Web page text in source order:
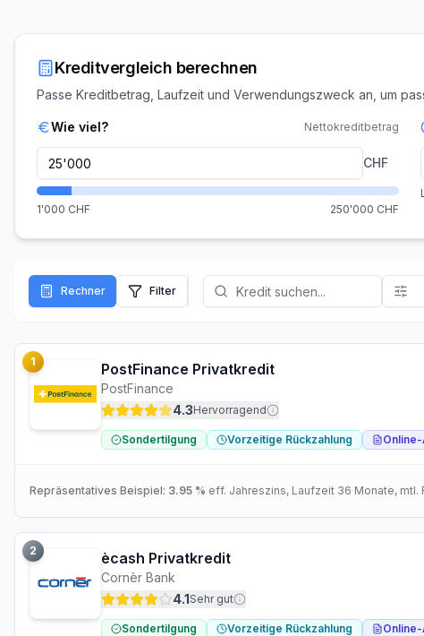
Kreditvergleich berechnen
Passe Kreditbetrag, Laufzeit und Verwendungszweck an, um
Wie viel? Nettokreditbetrag
CHF
1'000 CHF 250'000 CHF
Rechner Filter
PostFinance Privatkredit
PostFinance
4.3Hervorragend
Sondertilgung Vorzeitige Rückzahlung
1
Repräsentatives Beispiel: 3.95 % eff. Jahreszins, Laufzeit 36 Monate, mtl.
ècash Privatkredit
Cornèr Bank
4.1Sehr gut
Sondertilgung Vorzeitige Rückzahlung
2